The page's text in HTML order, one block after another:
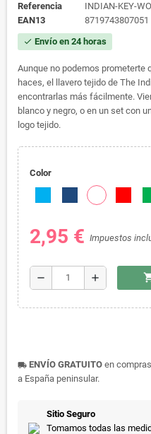
Referencia
INDIAN-KEY-
EAN13
8719743807051
check Envío en 24 horas
Aunque no podemos prometerte
haces, el llavero tejido de The
encontrarlas más fácilmente.
blanco y negro, o en un set con
logo tejido.
Color
2,95 € Impuestos
remove add
local_shipping ENVÍO GRATUITO en
a España peninsular.
Sitio Seguro
Tomamos todas las